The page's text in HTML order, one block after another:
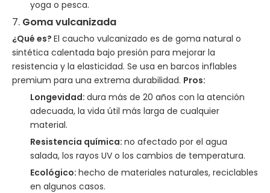
yoga o pesca.
7. Goma vulcanizada
¿Qué es? El caucho vulcanizado es de goma natural o
sintética calentada bajo presión para mejorar la
resistencia y la elasticidad. Se usa en barcos inflables
premium para una extrema durabilidad. Pros:
Longevidad: dura más de 20 años con la atención
adecuada, la vida útil más larga de cualquier
material.
Resistencia química: no afectado por el agua
salada, los rayos UV o los cambios de temperatura.
Ecológico: hecho de materiales naturales, reciclables
en algunos casos.